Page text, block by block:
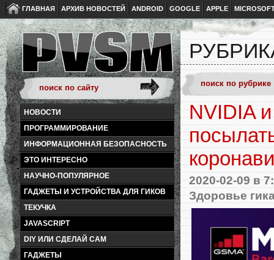
ГЛАВНАЯ АРХИВ НОВОСТЕЙ ANDROID GOOGLE APPLE
НОВОСТИ
ПРОГРАММИРОВАНИЕ
ИНФОРМАЦИОННАЯ БЕЗОПАСНОСТЬ
ЭТО ИНТЕРЕСНО
НАУЧНО-ПОПУЛЯРНОЕ
ГАДЖЕТЫ И УСТРОЙСТВА ДЛЯ ГИКОВ
ТЕКУЧКА
JAVASCRIPT
DIY ИЛИ СДЕЛАЙ САМ
ГАДЖЕТЫ
NVIDIA
2020-02-09 в
Здоровье